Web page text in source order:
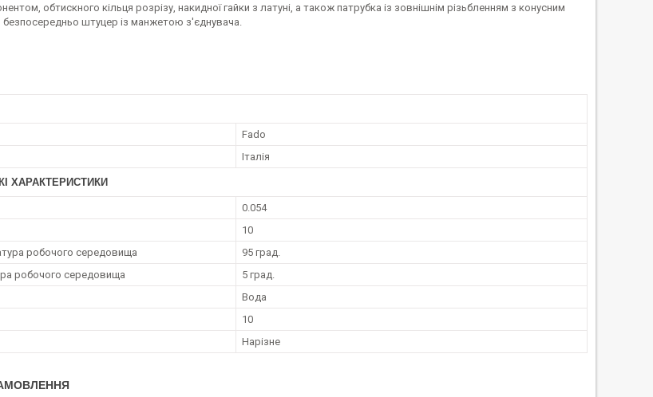
обтискного кільця розрізу, накидної гайки з латуні, а також патрубка із зовнішнім різьбленням з конусним
безпосередньо штуцер із манжетою з'єднувача.
Fado
Італія
ХАРАКТЕРИСТИКИ
0.054
10
робочого середовища
95 град.
робочого середовища
5 град.
Вода
10
Нарізне